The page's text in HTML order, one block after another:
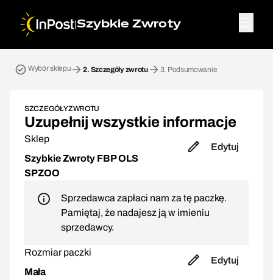
|Szybkie Zwroty
Wybór sklepu 2. Szczegóły zwrotu 3. Podsumowanie
SZCZEGÓŁY ZWROTU
Uzupełnij wszystkie informacje
Sklep
Szybkie Zwroty FBP OLS
SPZOO
Edytuj
Sprzedawca zapłaci nam za tę paczkę.
Pamiętaj, że nadajesz ją w imieniu
sprzedawcy.
Rozmiar paczki
Mała
Edytuj